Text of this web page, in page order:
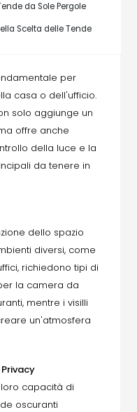
da Sole Pergole
Scelta delle Tende
per
casa o dell'ufficio.
solo aggiunge un
offre anche
della luce e la
da tenere in
dello spazio
diversi, come
richiedono tipi di
la camera da
mentre i visilli
un'atmosfera
capacità di
oscuranti